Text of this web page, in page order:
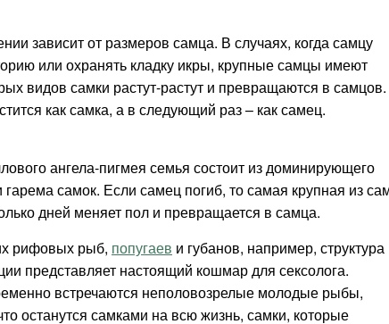
зависит от размеров самца. В случаях, когда самцу
или охранять кладку икры, крупные самцы имеют
видов самки растут-растут и превращаются в самцов.
как самка, а в следующий раз – как самец.
ангела-пигмея семья состоит из доминирующего
гарема самок. Если самец погиб, то самая крупная из
дней меняет пол и превращается в самца.
рифовых рыб, попугаев и губанов, например, структура
представляет настоящий кошмар для сексолога.
встречаются неполовозрелые молодые рыбы,
останутся самками на всю жизнь, самки, которые